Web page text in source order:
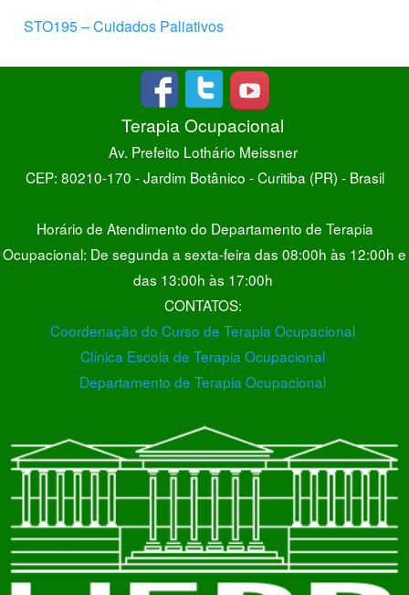
STO195–Cuidados Paliativos
Terapia Ocupacional
Av. Prefeito Lothário Meissner
CEP: 80210-170 - Jardim Botânico - Curitiba (PR) - Brasil
Horário de Atendimento do Departamento de Terapia
Ocupacional: De segunda a sexta-feira das 08:00h às 12:00h e
das 13:00h às 17:00h
CONTATOS:
Coordenação do Curso de Terapia Ocupacional
Clínica Escola de Terapia Ocupacional
Departamento de Terapia Ocupacional